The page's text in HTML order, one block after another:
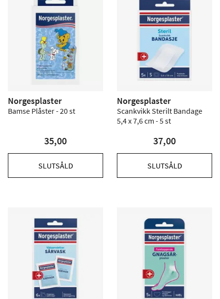
Norgesplaster
Bamse Plåster - 20 st
35,00
SLUTSÅLD
Norgesplaster
Scankvikk Sterilt Bandage
5,4 x 7,6 cm - 5 st
37,00
SLUTSÅLD